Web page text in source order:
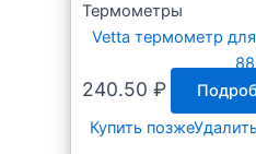
Термометры
Vetta термометр
240.50 ₽
Купить позже